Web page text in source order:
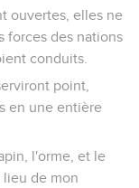
ouvertes, elles ne
forces des nations
conduits.
point,
en une entière
l'orme, et le
lieu de mon